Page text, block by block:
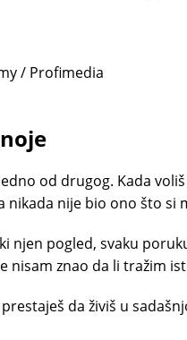
/ Profimedia
od drugog. Kada
nikada nije bio ono što si
njen pogled, svaku
nisam znao da li tražim
da živiš u